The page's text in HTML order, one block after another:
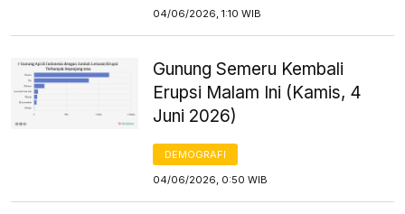
04/06/2026, 1:10 WIB
Gunung Semeru Kembali
Erupsi Malam Ini (Kamis, 4
Juni 2026)
DEMOGRAFI
04/06/2026, 0:50 WIB